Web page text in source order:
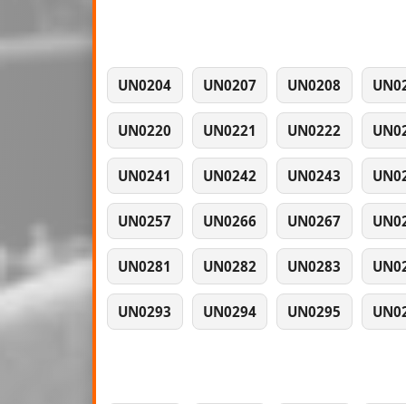
UN0204 UN0207 UN0208
UN0220 UN0221 UN0222
UN0241 UN0242 UN0243
UN0257 UN0266 UN0267
UN0281 UN0282 UN0283
UN0293 UN0294 UN0295